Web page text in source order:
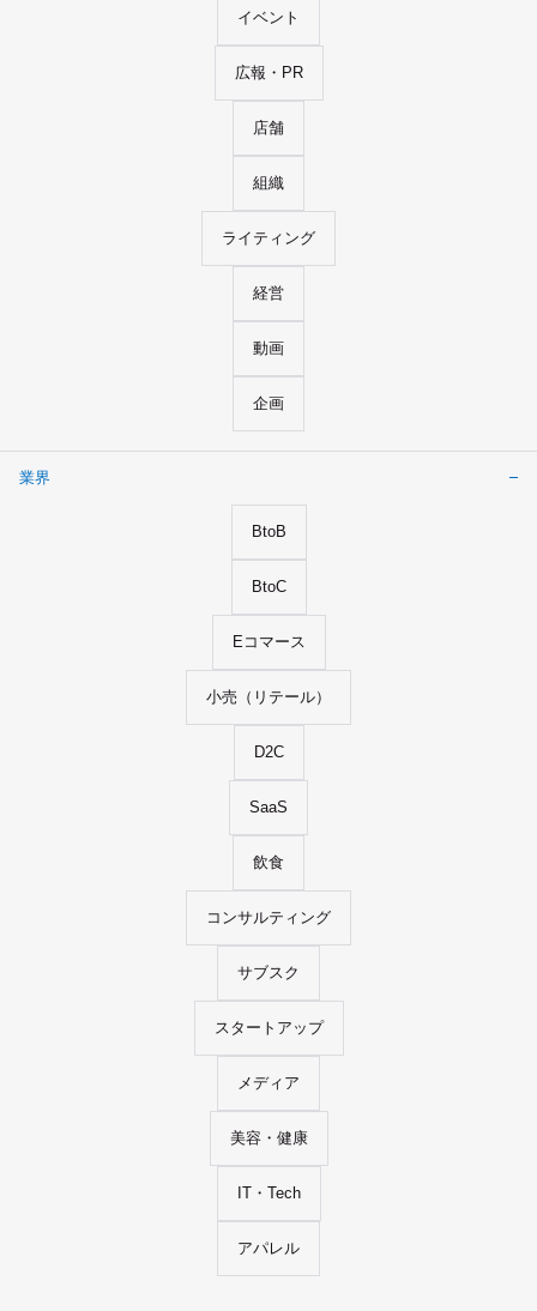
イベント
広報・PR
店舗
組織
ライティング
経営
動画
企画
業界
BtoB
BtoC
Eコマース
小売（リテール）
D2C
SaaS
飲食
コンサルティング
サブスク
スタートアップ
メディア
美容・健康
IT・Tech
アパレル